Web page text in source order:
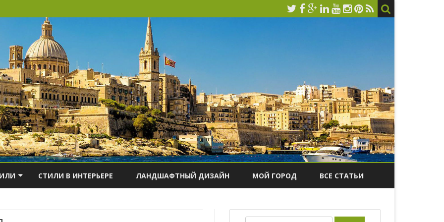
СТИЛИ В ИНТЕРЬЕРЕ ЛАНДШАФТНЫЙ ДИЗАЙН МОЙ ГОРОД ВСЕ СТАТЬИ